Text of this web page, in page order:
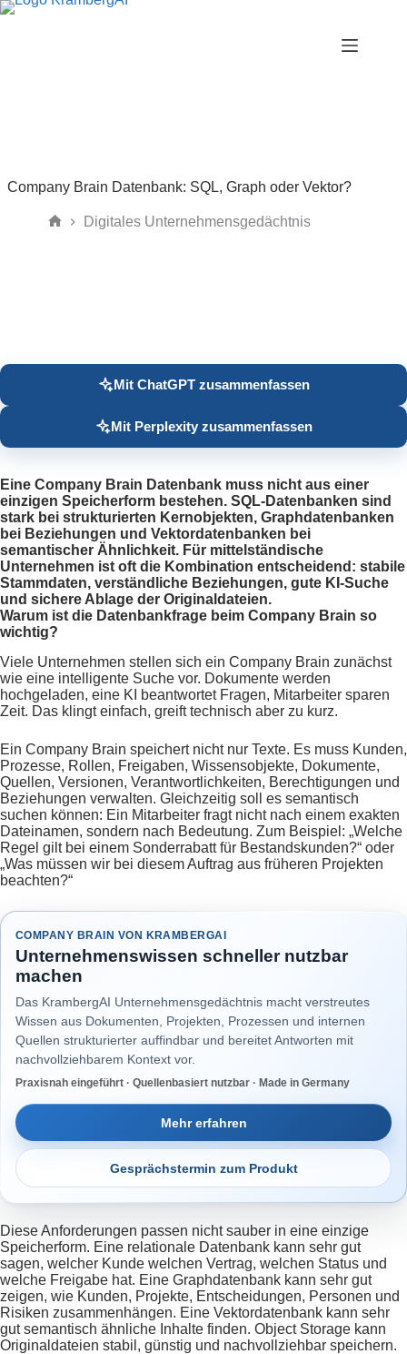
Zum
Company Brain Datenbank: SQL, Graph oder Vektor?
Digitales Unternehmensgedächtnis
Mit ChatGPT zusammenfassen
Mit Perplexity zusammenfassen
Eine Company Brain Datenbank muss nicht aus einer
einzigen Speicherform bestehen. SQL-Datenbanken sind
stark bei strukturierten Kernobjekten, Graphdatenbanken
bei Beziehungen und Vektordatenbanken bei
semantischer Ähnlichkeit. Für mittelständische
Unternehmen ist oft die Kombination entscheidend: stabile
Stammdaten, verständliche Beziehungen, gute KI-Suche
und sichere Ablage der Originaldateien.
Warum ist die Datenbankfrage beim Company Brain so
wichtig?
Viele Unternehmen stellen sich ein Company Brain zunächst
wie eine intelligente Suche vor. Dokumente werden
hochgeladen, eine KI beantwortet Fragen, Mitarbeiter sparen
Zeit. Das klingt einfach, greift technisch aber zu kurz.
Ein Company Brain speichert nicht nur Texte. Es muss Kunden,
Prozesse, Rollen, Freigaben, Wissensobjekte, Dokumente,
Quellen, Versionen, Verantwortlichkeiten, Berechtigungen und
Beziehungen verwalten. Gleichzeitig soll es semantisch
suchen können: Ein Mitarbeiter fragt nicht nach einem exakten
Dateinamen, sondern nach Bedeutung. Zum Beispiel: „Welche
Regel gilt bei einem Sonderrabatt für Bestandskunden?“ oder
„Was müssen wir bei diesem Auftrag aus früheren Projekten
beachten?“
COMPANY BRAIN VON KRAMBERGAI
Unternehmenswissen schneller nutzbar
machen
Das KrambergAI Unternehmensgedächtnis macht verstreutes
Wissen aus Dokumenten, Projekten, Prozessen und internen
Quellen strukturierter auffindbar und bereitet Antworten mit
nachvollziehbarem Kontext vor.
Praxisnah eingeführt · Quellenbasiert nutzbar · Made in Germany
Mehr erfahren
Gesprächstermin zum Produkt
Diese Anforderungen passen nicht sauber in eine einzige
Speicherform. Eine relationale Datenbank kann sehr gut
sagen, welcher Kunde welchen Vertrag, welchen Status und
welche Freigabe hat. Eine Graphdatenbank kann sehr gut
zeigen, wie Kunden, Projekte, Entscheidungen, Personen und
Risiken zusammenhängen. Eine Vektordatenbank kann sehr
gut semantisch ähnliche Inhalte finden. Object Storage kann
Originaldateien stabil, günstig und nachvollziehbar speichern.